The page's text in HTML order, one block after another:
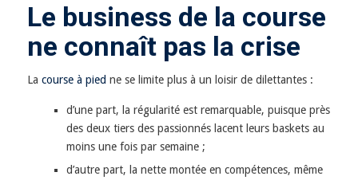
Le business de la course
ne connaît pas la crise
La course à pied ne se limite plus à un loisir de dilettantes :
d’une part, la régularité est remarquable, puisque près
des deux tiers des passionnés lacent leurs baskets au
moins une fois par semaine ;
d’autre part, la nette montée en compétences, même